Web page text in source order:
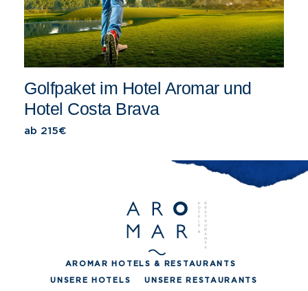
Golfpaket im Hotel Aromar und
Hotel Costa Brava
ab 215€
AROMAR HOTELS & RESTAURANTS
UNSERE HOTELS
UNSERE RESTAURANTS